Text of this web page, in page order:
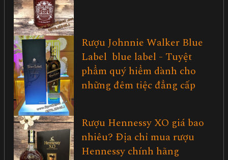
Rượu Johnnie Walker Blue
Label blue label - Tuyệt
phẩm quý hiểm dành cho
những đêm tiệc đẳng cấp
Rượu Hennessy XO giá bao
nhiêu? Địa chỉ mua rượu
Hennessy chính hãng